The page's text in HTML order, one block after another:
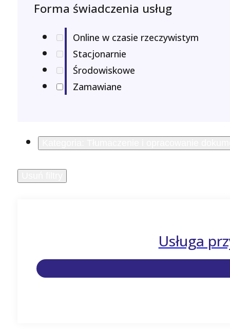
Forma świadczenia usług
Online w czasie rzeczywistym
Stacjonarnie
Środowiskowe
Zamawiane
Usługa